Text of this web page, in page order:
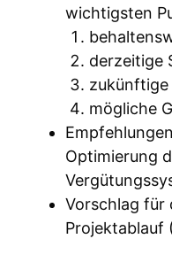
wichtigsten
derzeitige
zukünftige
mögliche
Optimierung
Vorschlag für
Projektablauf